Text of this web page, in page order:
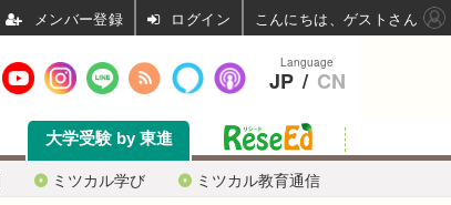
ミツカル学び ミツカル教育通信
大学受験 by 東進
Language
JP / CN
ログイン こんにちは、ゲストさん